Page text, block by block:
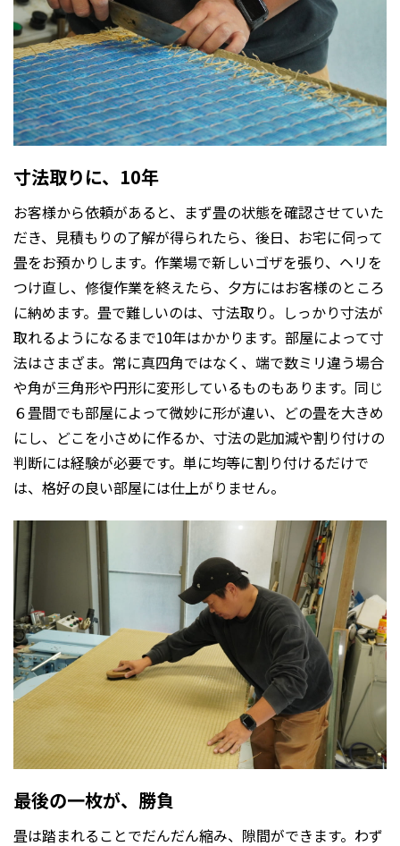
寸法取りに、10年
お客様から依頼があると、まず畳の状態を確認させていた
だき、見積もりの了解が得られたら、後日、お宅に伺って
畳をお預かりします。作業場で新しいゴザを張り、ヘリを
つけ直し、修復作業を終えたら、夕方にはお客様のところ
に納めます。畳で難しいのは、寸法取り。しっかり寸法が
取れるようになるまで10年はかかります。部屋によって寸
法はさまざま。常に真四角ではなく、端で数ミリ違う場合
や角が三角形や円形に変形しているものもあります。同じ
６畳間でも部屋によって微妙に形が違い、どの畳を大きめ
にし、どこを小さめに作るか、寸法の匙加減や割り付けの
判断には経験が必要です。単に均等に割り付けるだけで
は、格好の良い部屋には仕上がりません。
最後の一枚が、勝負
畳は踏まれることでだんだん縮み、隙間ができます。わず